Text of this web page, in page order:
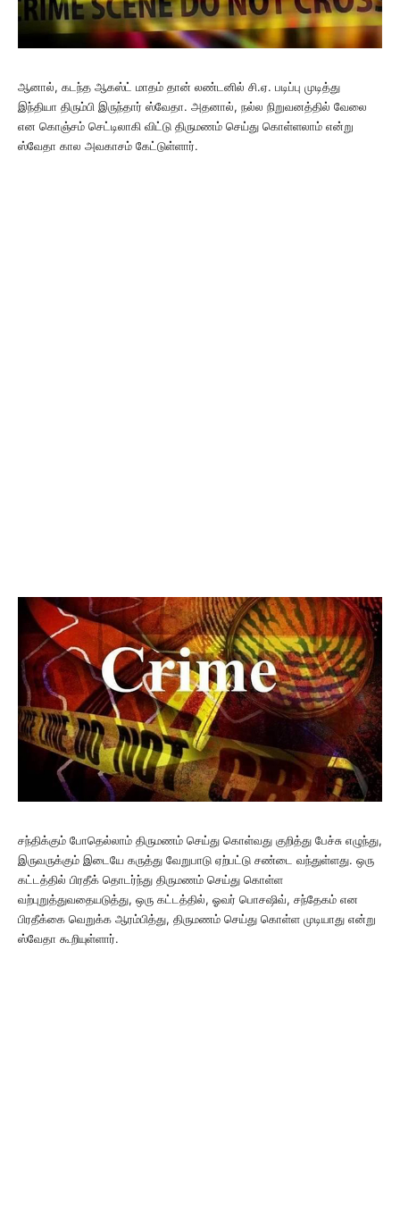
ஆனால், கடந்த ஆகஸ்ட் மாதம் தான் லண்டனில் சி.ஏ. படிப்பு முடித்து
இந்தியா திரும்பி இருந்தார் ஸ்வேதா. அதனால், நல்ல நிறுவனத்தில் வேலை
என கொஞ்சம் செட்டிலாகி விட்டு திருமணம் செய்து கொள்ளலாம் என்று
ஸ்வேதா கால அவகாசம் கேட்டுள்ளார்.
சந்திக்கும் போதெல்லாம் திருமணம் செய்து கொள்வது குறித்து பேச்சு எழுந்து,
இருவருக்கும் இடையே கருத்து வேறுபாடு ஏற்பட்டு சண்டை வந்துள்ளது. ஒரு
கட்டத்தில் பிரதீக் தொடர்ந்து திருமணம் செய்து கொள்ள
வற்புறுத்துவதையடுத்து, ஒரு கட்டத்தில், ஓவர் பொசஷிவ், சந்தேகம் என
பிரதீக்கை வெறுக்க ஆரம்பித்து, திருமணம் செய்து கொள்ள முடியாது என்று
ஸ்வேதா கூறியுள்ளார்.